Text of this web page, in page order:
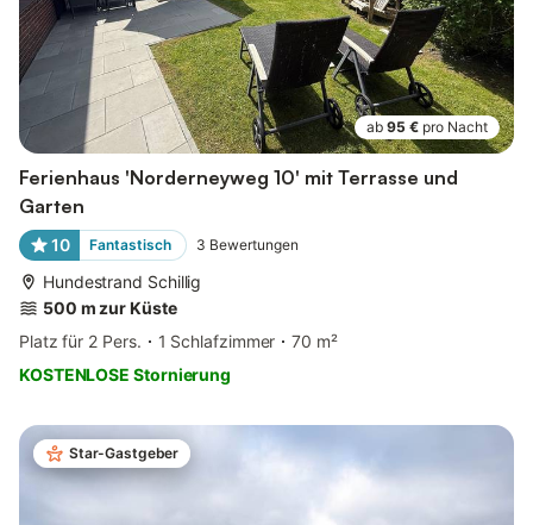
ab 95 € pro Nacht
Ferienhaus 'Norderneyweg 10' mit Terrasse und
Garten
10 Fantastisch 3 Bewertungen
Hundestrand Schillig
500 m zur Küste
Platz für 2 Pers.
1 Schlafzimmer
70 m²
KOSTENLOSE Stornierung
Star-Gastgeber